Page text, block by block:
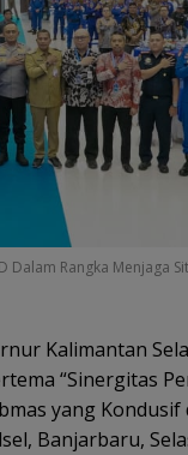
Rangka Menjaga
Kalimantan
“Sinergitas
yang
Banjarbaru,